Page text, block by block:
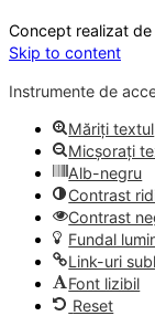
Concept realizat de
Skip to content
Instrumente de
Măriți textul
Micșorați
Alb-negru
Contrast
Contrast
Fundal
Link-uri
Font lizibil
Reset